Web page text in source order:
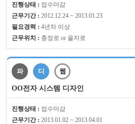
진행상태 : 접수마감
근무기간 : 2012.12.24 ~ 2013.01.23
필요경력 : 4년차 이상
근무위치 : 충정로 or 을지로
파 디 웹
OO전자 시스템 디자인
진행상태 : 접수마감
근무기간 : 2013.01.02 ~ 2013.04.01